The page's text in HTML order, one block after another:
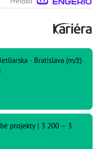
- Bratislava (m/ž)
projekty | 3 200 – 3